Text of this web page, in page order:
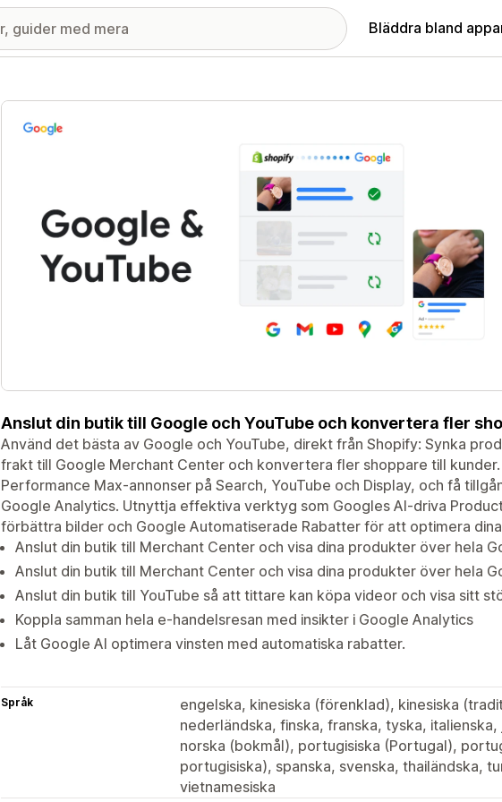
Bläddra bland
Galleri med utvalda bilder
Anslut din butik till Google och YouTube och konvertera fler
Använd det bästa av Google och YouTube, direkt från Shopify: Synka
frakt till Google Merchant Center och konvertera fler shoppare till
Performance Max-annonser på Search, YouTube och Display, och få
Google Analytics. Utnyttja effektiva verktyg som Googles AI-driva
förbättra bilder och Google Automatiserade Rabatter för att optimera
Anslut din butik till Merchant Center och visa dina produkter över hela
Anslut din butik till Merchant Center och visa dina produkter över hela
Anslut din butik till YouTube så att tittare kan köpa videor och visa sitt
Koppla samman hela e-handelsresan med insikter i Google Analytics
Låt Google AI optimera vinsten med automatiska rabatter.
Språk
engelska, kinesiska (förenklad), kinesiska
nederländska, finska, franska, tyska,
norska (bokmål), portugisiska (Portugal),
portugisiska), spanska, svenska, thailändska,
vietnamesiska